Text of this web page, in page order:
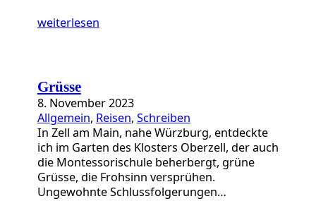
weiterlesen
Grüsse
8. November 2023
Allgemein, Reisen, Schreiben
In Zell am Main, nahe Würzburg, entdeckte
ich im Garten des Klosters Oberzell, der auch
die Montessorischule beherbergt, grüne
Grüsse, die Frohsinn versprühen.
Ungewohnte Schlussfolgerungen…